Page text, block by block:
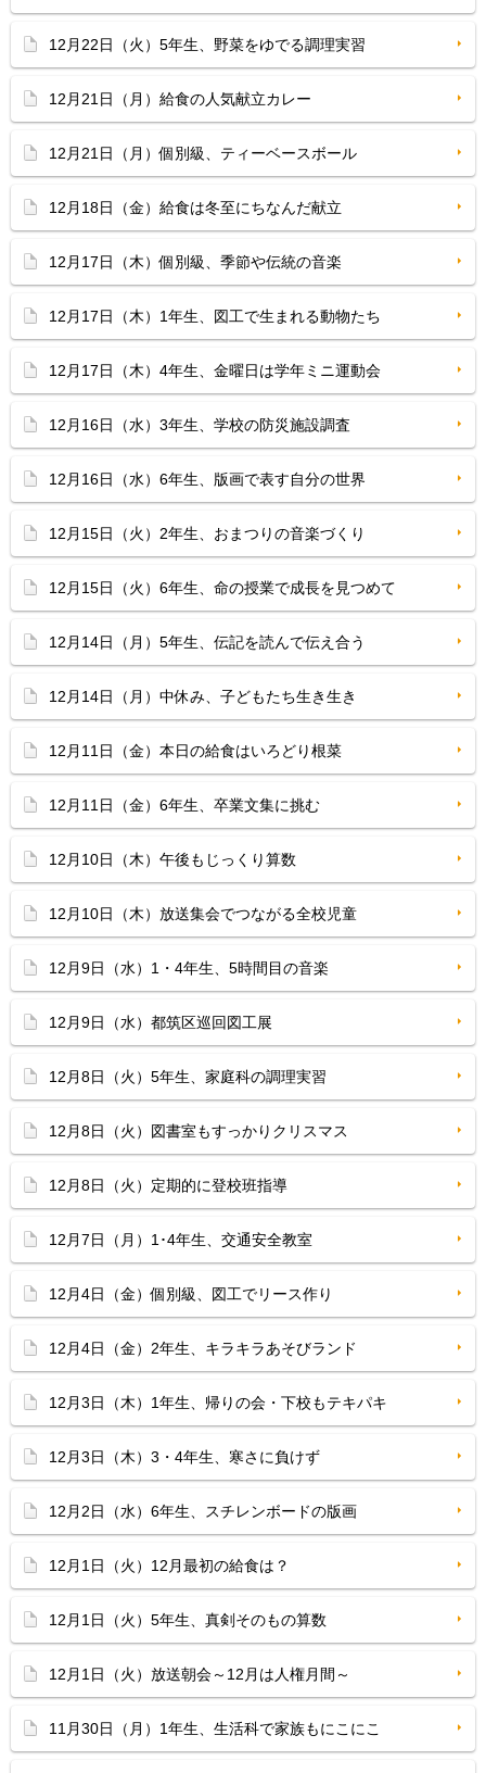
12月22日（火）5年生、野菜をゆでる調理実習
12月21日（月）給食の人気献立カレー
12月21日（月）個別級、ティーベースボール
12月18日（金）給食は冬至にちなんだ献立
12月17日（木）個別級、季節や伝統の音楽
12月17日（木）1年生、図工で生まれる動物たち
12月17日（木）4年生、金曜日は学年ミニ運動会
12月16日（水）3年生、学校の防災施設調査
12月16日（水）6年生、版画で表す自分の世界
12月15日（火）2年生、おまつりの音楽づくり
12月15日（火）6年生、命の授業で成長を見つめて
12月14日（月）5年生、伝記を読んで伝え合う
12月14日（月）中休み、子どもたち生き生き
12月11日（金）本日の給食はいろどり根菜
12月11日（金）6年生、卒業文集に挑む
12月10日（木）午後もじっくり算数
12月10日（木）放送集会でつながる全校児童
12月9日（水）1・4年生、5時間目の音楽
12月9日（水）都筑区巡回図工展
12月8日（火）5年生、家庭科の調理実習
12月8日（火）図書室もすっかりクリスマス
12月8日（火）定期的に登校班指導
12月7日（月）1･4年生、交通安全教室
12月4日（金）個別級、図工でリース作り
12月4日（金）2年生、キラキラあそびランド
12月3日（木）1年生、帰りの会・下校もテキパキ
12月3日（木）3・4年生、寒さに負けず
12月2日（水）6年生、スチレンボードの版画
12月1日（火）12月最初の給食は？
12月1日（火）5年生、真剣そのもの算数
12月1日（火）放送朝会～12月は人権月間～
11月30日（月）1年生、生活科で家族もにこにこ